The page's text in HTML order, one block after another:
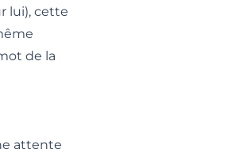
lui), cette
de la
attente